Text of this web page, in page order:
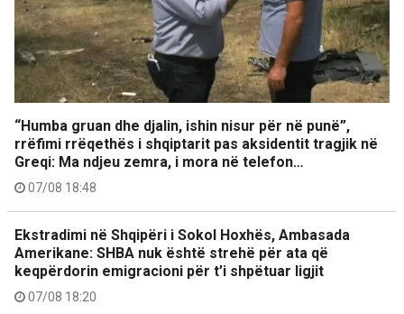
“Humba gruan dhe djalin, ishin nisur për në punë”,
rrëfimi rrëqethës i shqiptarit pas aksidentit tragjik në
Greqi: Ma ndjeu zemra, i mora në telefon…
07/08 18:48
Ekstradimi në Shqipëri i Sokol Hoxhës, Ambasada
Amerikane: SHBA nuk është strehë për ata që
keqpërdorin emigracioni për t’i shpëtuar ligjit
07/08 18:20